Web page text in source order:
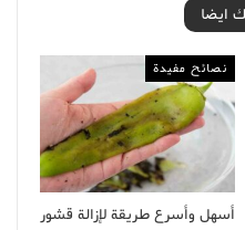
ايضا
نصائح مفيدة
أسهل وأسرع طريقة لإزالة قشور